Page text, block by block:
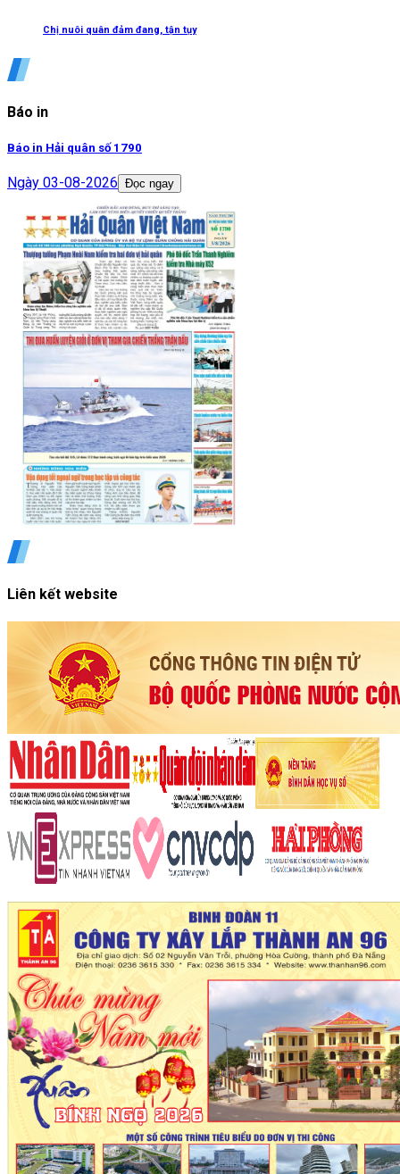
Chị nuôi quân đảm đang, tận tụy
Báo in
Báo in Hải quân số 1790
Ngày 03-08-2026 Đọc ngay
Liên kết website